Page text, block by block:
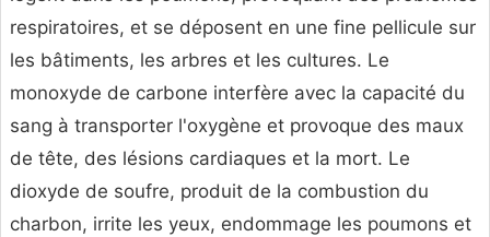
respiratoires, et se déposent en une fine pellicule sur
les bâtiments, les arbres et les cultures. Le
monoxyde de carbone interfère avec la capacité du
sang à transporter l'oxygène et provoque des maux
de tête, des lésions cardiaques et la mort. Le
dioxyde de soufre, produit de la combustion du
charbon, irrite les yeux, endommage les poumons et